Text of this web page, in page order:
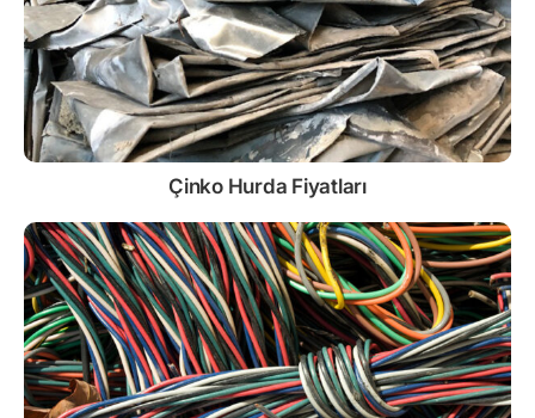
Çinko Hurda Fiyatları